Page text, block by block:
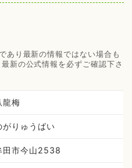
あり最新の情報ではない場合も
新の公式情報を必ずご確認下さ
龍梅
がりゅうばい
田市今山2538